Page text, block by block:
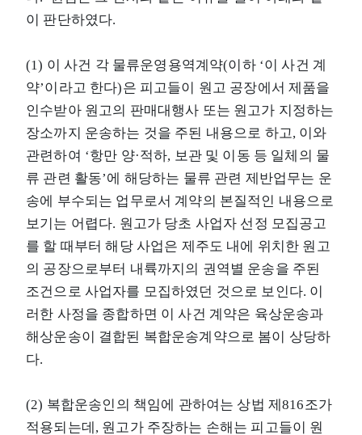
이 판단하였다.
(1) 이 사건 각 물류운영용역계약(이하 ‘이 사건 계
약’이라고 한다)은 피고들이 원고 공장에서 제품을
인수받아 원고의 판매대행사 또는 원고가 지정하는
장소까지 운송하는 것을 주된 내용으로 하고, 이와
관련하여 ‘항만 양·적하, 보관 및 이동 등 일체의 물
류 관련 활동’에 해당하는 물류 관련 제반업무는 운
송에 부수되는 업무로서 계약의 본질적인 내용으로
보기는 어렵다. 원고가 당초 사업자 선정 모집공고
를 할 때부터 해당 사업은 제주도 내에 위치한 원고
의 공장으로부터 내륙까지의 권역별 운송을 주된
조건으로 사업자를 모집하였던 것으로 보인다. 이
러한 사정을 종합하면 이 사건 계약은 육상운송과
해상운송이 결합된 복합운송계약으로 봄이 상당하
다.
(2) 복합운송인의 책임에 관하여는 상법 제816조가
적용되는데, 원고가 주장하는 손해는 피고들이 원